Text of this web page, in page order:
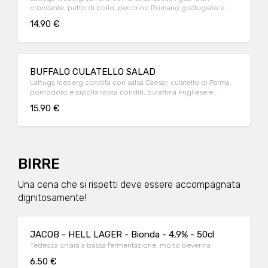
croccante, petto di pollo, pecorino Romano grattugiato e
14.90 €
BUFFALO CULATELLO SALAD
Lattuga iceberg condita con salsa Caesar, culatello di Parma,
pomodoro e cipolla rossa conditi, burattina Pugliese e
15.90 €
BIRRE
Una cena che si rispetti deve essere accompagnata
dignitosamente!
JACOB - HELL LAGER - Bionda - 4,9% - 50cl
Tedesca chiara a bassa fermentazione, molto beverina
6.50 €